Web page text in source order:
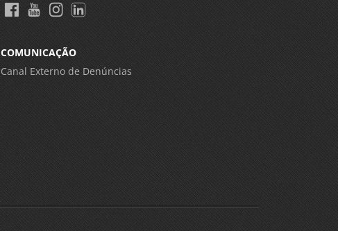
COMUNICAÇÃO
Canal Externo de Denúncias